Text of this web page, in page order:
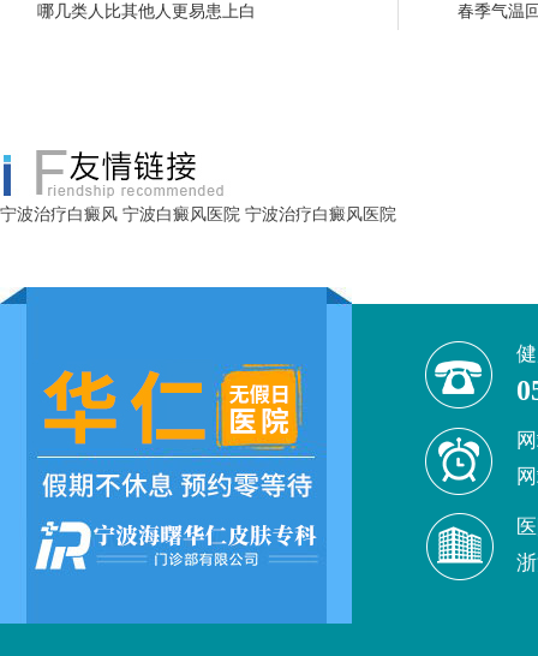
哪几类人比其他人更易患上白
春季气温
宁波治疗白癜风 宁波白癜风医院 宁波治疗白癜风医院